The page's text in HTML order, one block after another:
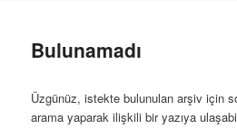
Bulunamadı
Üzgünüz, istekte bulunulan arşiv için
arama yaparak ilişkili bir yazıya